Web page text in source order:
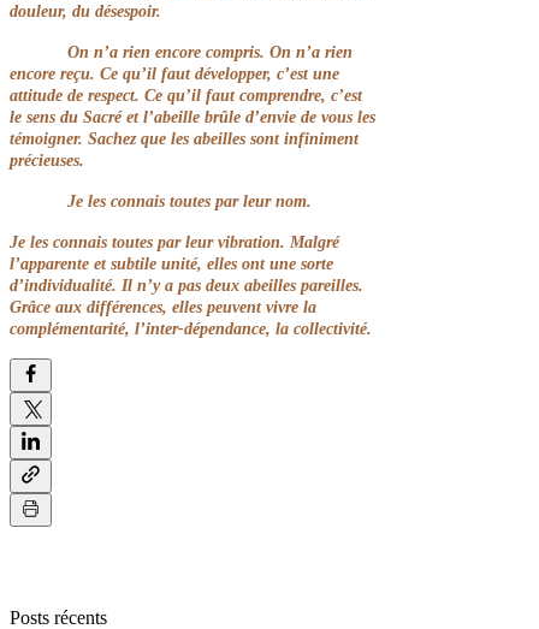
douleur, du désespoir.
On n’a rien encore compris. On n’a rien
encore reçu. Ce qu’il faut développer, c’est une
attitude de respect. Ce qu’il faut comprendre, c’est
le sens du Sacré et l’abeille brûle d’envie de vous les
témoigner. Sachez que les abeilles sont infiniment
précieuses.
Je les connais toutes par leur nom.
Je les connais toutes par leur vibration. Malgré
l’apparente et subtile unité, elles ont une sorte
d’individualité. Il n’y a pas deux abeilles pareilles.
Grâce aux différences, elles peuvent vivre la
complémentarité, l’inter-dépendance, la collectivité.
Posts récents